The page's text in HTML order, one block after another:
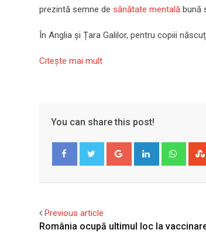
prezintă semne de sănătate mentală bună
În Anglia și Țara Galilor, pentru copiii
Citeşte mai mult
You can share this post!
Google+ LinkedIn
Previous article
România ocupă ultimul loc la